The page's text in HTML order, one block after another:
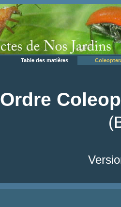
Table des matières
Ordre